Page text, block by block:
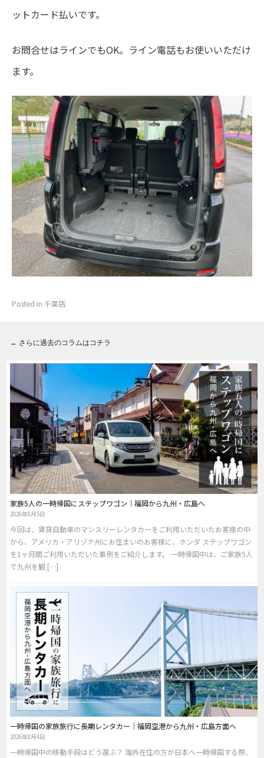
ットカード払いです。
お問合せはラインでもOK。ライン電話もお使いいただけ
ます。
Posted in千葉店
Post navigation
← さらに過去のコラムはコチラ
家族5人の一時帰国にステップワゴン｜福岡から九州・広島へ
2026年8月5日
今回は、賃貸自動車のマンスリーレンタカーをご利用いただいたお客様の中
から、アメリカ・アリゾナ州にお住まいのお客様に、ホンダ ステップワゴン
を1ヶ月間ご利用いただいた事例をご紹介します。 一時帰国中は、ご家族5人
で九州を観 […]
一時帰国の家族旅行に長期レンタカー｜福岡空港から九州・広島方面へ
2026年8月4日
一時帰国中の移動手段はどう選ぶ？ 海外在住の方が日本へ一時帰国する際、